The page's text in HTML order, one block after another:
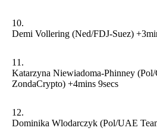
Demi Vollering (Ned/FDJ-Suez)
Katarzyna Niewiadoma-Phinney
ZondaCrypto) +4mins 9secs
Dominika Wlodarczyk (Pol/UAE